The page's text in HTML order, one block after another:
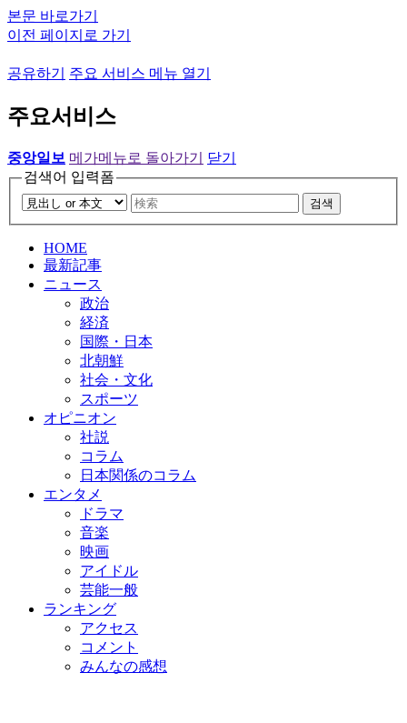
본문 바로가기
이전 페이지로 가기
공유하기 주요 서비스 메뉴 열기
주요서비스
중앙일보 메가메뉴로 돌아가기
닫기
검색어 입력폼
검색
HOME
最新記事
ニュース
政治
経済
国際・日本
北朝鮮
社会・文化
スポーツ
オピニオン
社説
コラム
日本関係のコラム
エンタメ
ドラマ
音楽
映画
アイドル
芸能一般
ランキング
アクセス
コメント
みんなの感想